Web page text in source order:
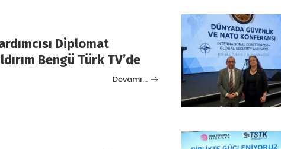
Diplomat
Bengü Türk TV’de
Devamı…